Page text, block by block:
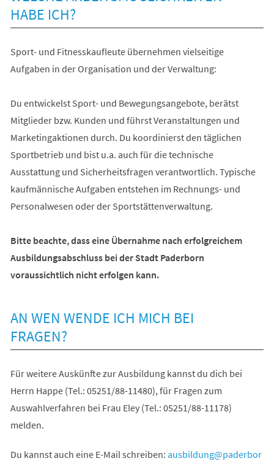
HABE ICH?
Sport- und Fitnesskaufleute übernehmen vielseitige
Aufgaben in der Organisation und der Verwaltung:
Du entwickelst Sport- und Bewegungsangebote, berätst
Mitglieder bzw. Kunden und führst Veranstaltungen und
Marketingaktionen durch. Du koordinierst den täglichen
Sportbetrieb und bist u.a. auch für die technische
Ausstattung und Sicherheitsfragen verantwortlich. Typische
kaufmännische Aufgaben entstehen im Rechnungs- und
Personalwesen oder der Sportstättenverwaltung.
Bitte beachte, dass eine Übernahme nach erfolgreichem
Ausbildungsabschluss bei der Stadt Paderborn
voraussichtlich nicht erfolgen kann.
AN WEN WENDE ICH MICH BEI
FRAGEN?
Für weitere Auskünfte zur Ausbildung kannst du dich bei
Herrn Happe (Tel.: 05251/88-11480), für Fragen zum
Auswahlverfahren bei Frau Eley (Tel.: 05251/88-11178)
melden.
Du kannst auch eine E-Mail schreiben: ausbildung
paderbor